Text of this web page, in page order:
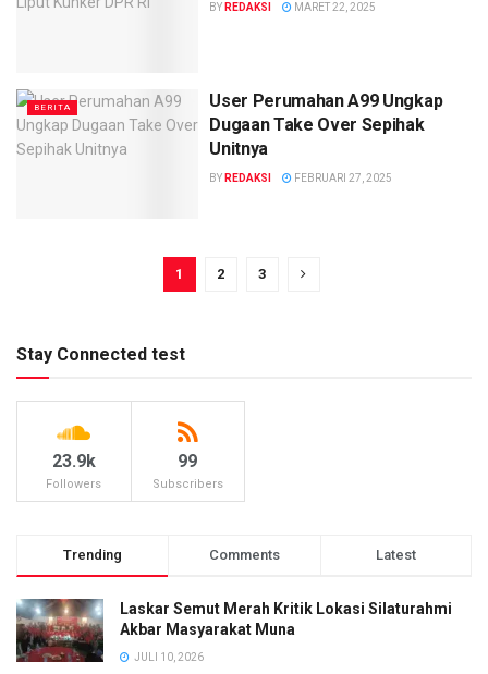
BY REDAKSI MARET 22, 2025
BERITA
User Perumahan A99 Ungkap
Dugaan Take Over Sepihak
Unitnya
BY REDAKSI FEBRUARI 27, 2025
1 2 3
Stay Connected test
23.9k
Followers
99
Subscribers
Trending Comments Latest
Laskar Semut Merah Kritik Lokasi Silaturahmi
Akbar Masyarakat Muna
JULI 10, 2026